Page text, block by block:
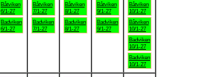
Båtviken
6/1-27
Badviken
6/1-27
Båtviken
7/1-27
Badviken
7/1-27
Båtviken
8/1-27
Badviken
8/1-27
Båtviken
9/1-27
Badviken
9/1-27
Båtviken
10/1-27
Båtviken
10/1-27
Badviken
10/1-27
Badviken
10/1-27